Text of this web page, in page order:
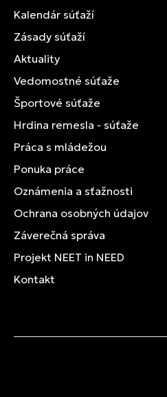
Kalendár súťaží
Zásady súťaží
Aktuality
Vedomostné súťaže
Športové súťaže
Hrdina remesla - súťaže
Práca s mládežou
Ponuka práce
Oznámenia a sťažnosti
Ochrana osobných údajov
Záverečná správa
Projekt NEET in NEED
Kontakt